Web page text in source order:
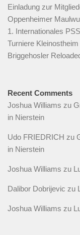
Einladung zur
Oppenheimer
1. Internationales
Turniere Kleinostheim
Briggehosler
Recent Comments
Joshua Williams zu
in Nierstein
Udo FRIEDRICH zu
in Nierstein
Joshua Williams zu
Dalibor Dobrijevic zu
Joshua Williams zu